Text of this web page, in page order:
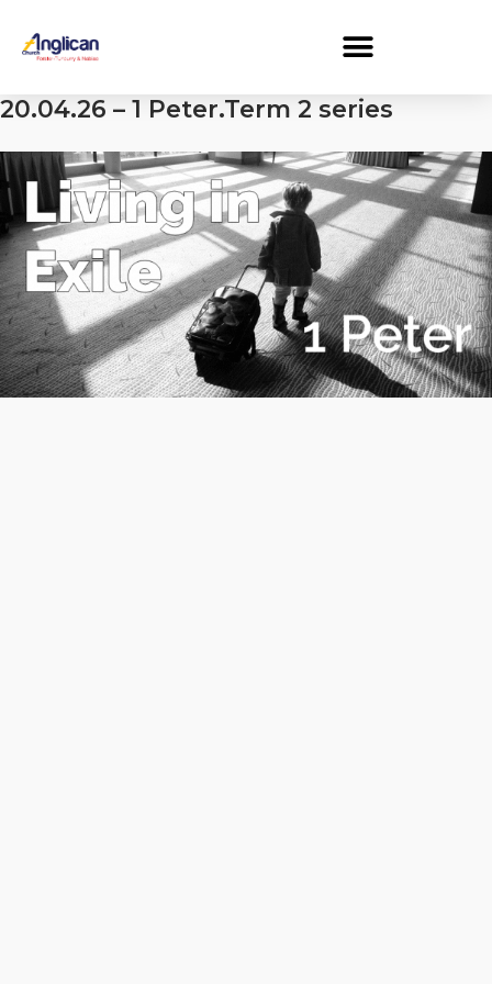
20.04.26 – 1 Peter.Term 2 series